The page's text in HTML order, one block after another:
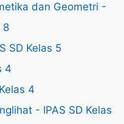
dan Geometri -
8
SD Kelas 5
4
4
- IPAS SD Kelas